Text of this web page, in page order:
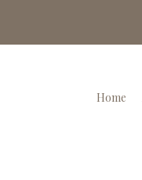
Home